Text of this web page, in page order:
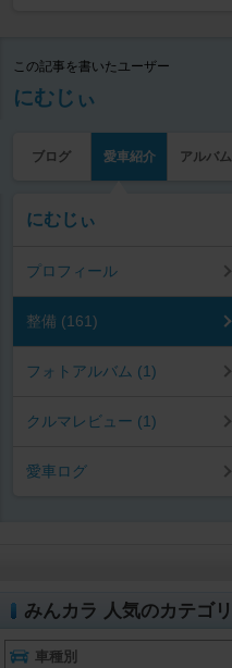
この記事を書いたユーザー
にむじぃ
ブログ 愛車紹介 アルバム
にむじぃ
プロフィール
整備 (161)
フォトアルバム (1)
クルマレビュー (1)
愛車ログ
みんカラ 人気のカテゴリ
車種別